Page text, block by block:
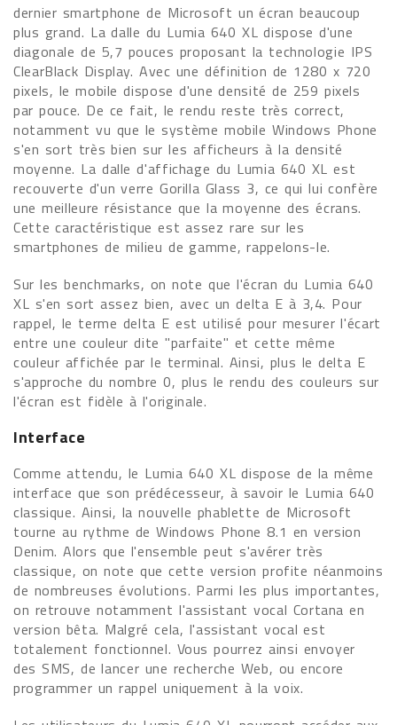
dernier smartphone de Microsoft un écran beaucoup
plus grand. La dalle du Lumia 640 XL dispose d'une
diagonale de 5,7 pouces proposant la technologie IPS
ClearBlack Display. Avec une définition de 1280 x 720
pixels, le mobile dispose d'une densité de 259 pixels
par pouce. De ce fait, le rendu reste très correct,
notamment vu que le système mobile Windows Phone
s'en sort très bien sur les afficheurs à la densité
moyenne. La dalle d'affichage du Lumia 640 XL est
recouverte d'un verre Gorilla Glass 3, ce qui lui confère
une meilleure résistance que la moyenne des écrans.
Cette caractéristique est assez rare sur les
smartphones de milieu de gamme, rappelons-le.
Sur les benchmarks, on note que l'écran du Lumia 640
XL s'en sort assez bien, avec un delta E à 3,4. Pour
rappel, le terme delta E est utilisé pour mesurer l'écart
entre une couleur dite "parfaite" et cette même
couleur affichée par le terminal. Ainsi, plus le delta E
s'approche du nombre 0, plus le rendu des couleurs sur
l'écran est fidèle à l'originale.
Interface
Comme attendu, le Lumia 640 XL dispose de la même
interface que son prédécesseur, à savoir le Lumia 640
classique. Ainsi, la nouvelle phablette de Microsoft
tourne au rythme de Windows Phone 8.1 en version
Denim. Alors que l'ensemble peut s'avérer très
classique, on note que cette version profite néanmoins
de nombreuses évolutions. Parmi les plus importantes,
on retrouve notamment l'assistant vocal Cortana en
version bêta. Malgré cela, l'assistant vocal est
totalement fonctionnel. Vous pourrez ainsi envoyer
des SMS, de lancer une recherche Web, ou encore
programmer un rappel uniquement à la voix.